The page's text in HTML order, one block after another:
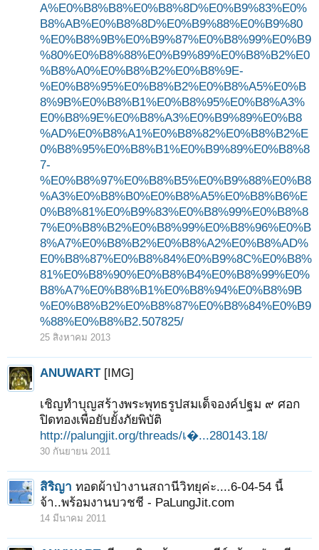
A%E0%B8%B8%E0%B8%8D%E0%B9%83%E0%
B8%AB%E0%B8%8D%E0%B9%88%E0%B9%80
%E0%B8%9B%E0%B9%87%E0%B8%99%E0%B9
%80%E0%B8%88%E0%B9%89%E0%B8%B2%E0
%B8%A0%E0%B8%B2%E0%B8%9E-
%E0%B8%95%E0%B8%B2%E0%B8%A5%E0%B
8%9B%E0%B8%B1%E0%B8%95%E0%B8%A3%
E0%B8%9E%E0%B8%A3%E0%B9%89%E0%B8
%AD%E0%B8%A1%E0%B8%82%E0%B8%B2%E
0%B8%95%E0%B8%B1%E0%B9%89%E0%B8%8
7-
%E0%B8%97%E0%B8%B5%E0%B9%88%E0%B8
%A3%E0%B8%B0%E0%B8%A5%E0%B8%B6%E
0%B8%81%E0%B9%83%E0%B8%99%E0%B8%8
7%E0%B8%B2%E0%B8%99%E0%B8%96%E0%B
8%A7%E0%B8%B2%E0%B8%A2%E0%B8%AD%
E0%B8%87%E0%B8%84%E0%B9%8C%E0%B8%
81%E0%B8%90%E0%B8%B4%E0%B8%99%E0%
B8%A7%E0%B8%B1%E0%B8%94%E0%B8%9B
%E0%B8%B2%E0%B8%87%E0%B8%84%E0%B9
%88%E0%B8%B2.507825/
25 สิงหาคม 2013
ANUWART [IMG]
เชิญทำบุญสร้างพระพุทธรูปสมเด็จองค์ปฐม ๙ ศอก
ปิดทองเพื่อยับยั้งภัยพิบัติ
http://palungjit.org/threads/เ�...280143.18/
30 กันยายน 2011
สิริญา ทอดผ้าป่างานสถานีวิทยุค่ะ....6-04-54 นี้
จ้า..พร้อมงานบวชชี - PaLungJit.com
14 มีนาคม 2011